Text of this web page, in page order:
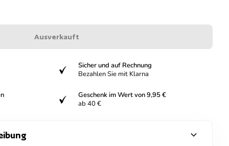
Ausverkauft
verifiziert
Sicher und auf Rechnung
Bezahlen Sie mit Klarna
Geschenk im Wert von 9,95 €
ab 40 €
expand_more